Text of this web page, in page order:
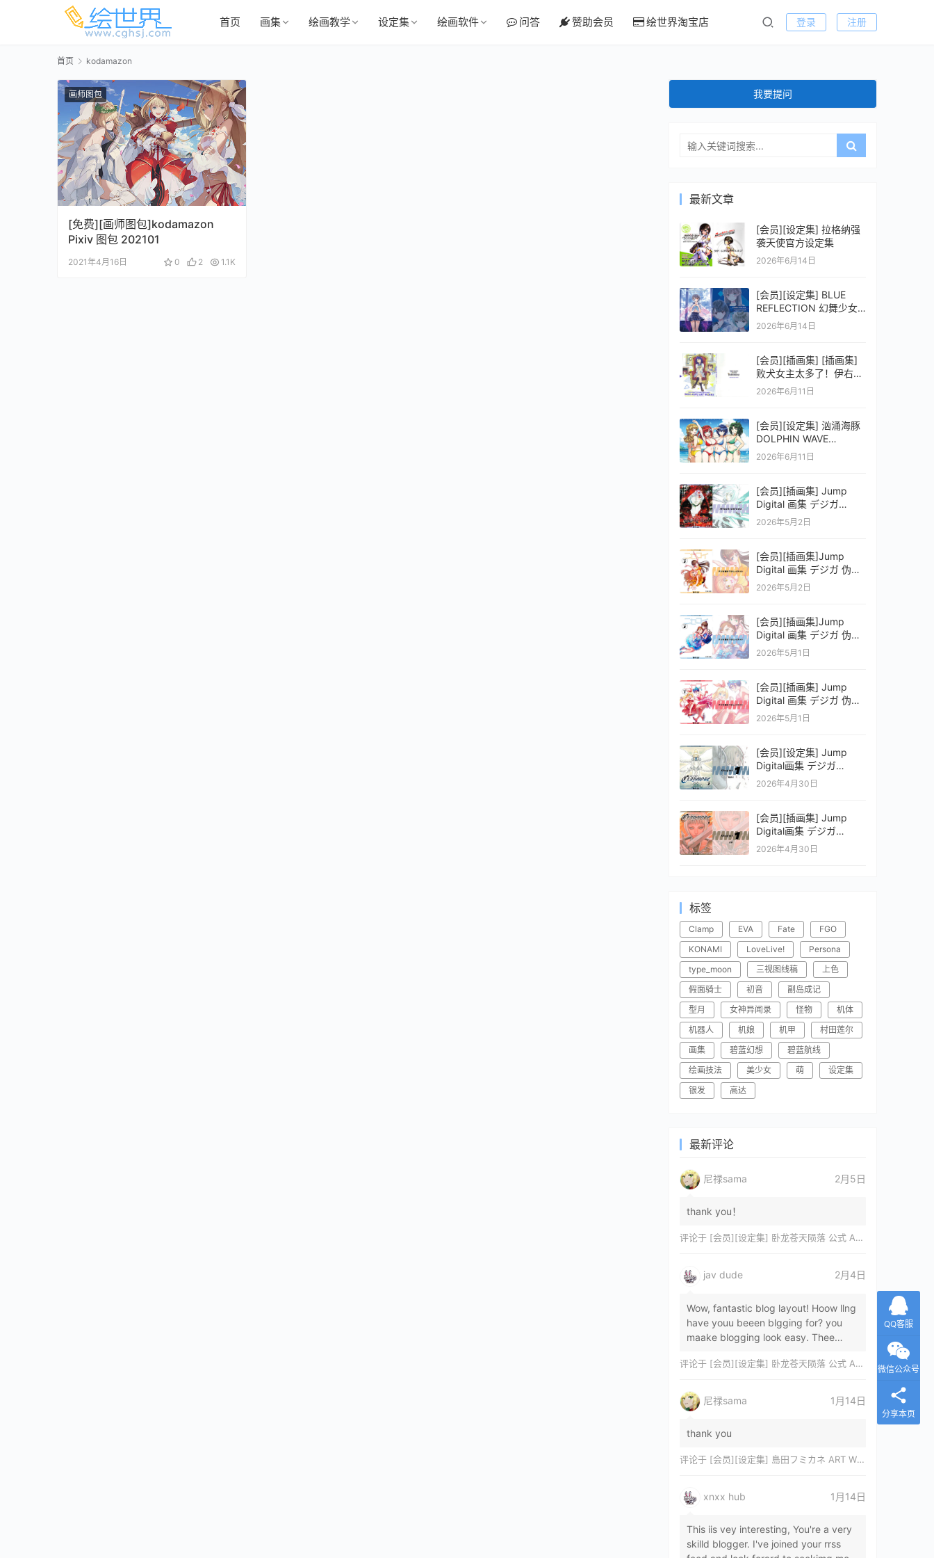
首页 画集 绘画教学 设定集 绘画软件 问答 赞助会员 绘世界淘宝店 登录 注册
首页 kodamazon
画师图包
[免费][画师图包]kodamazon
Pixiv 图包 202101
2021年4月16日 0 2 1.1K
我要提问
最新文章
[会员][设定集] 拉格纳强
袭天使官方设定集
2026年6月14日
[会员][设定集] BLUE
REFLECTION 幻舞少女
之剑公式ビジュアルコレ
2026年6月14日
[会员][插画集] [插画集]
败犬女主太多了！伊右群
ARTWORKS
2026年6月11日
[会员][设定集] 汹涌海豚
DOLPHIN WAVE
OFFICIAL VISUAL
2026年6月11日
[会员][插画集] Jump
Digital 画集 デジガ
D.Gray-man
2026年5月2日
[会员][插画集]Jump
Digital 画集 デジガ 伪恋
ニセコイ 3
2026年5月2日
[会员][插画集]Jump
Digital 画集 デジガ 伪恋
ニセコイ 2
2026年5月1日
[会员][插画集] Jump
Digital 画集 デジガ 伪恋
ニセコイ 1
2026年5月1日
[会员][设定集] Jump
Digital画集 デジガ
CLAYMORE 2
2026年4月30日
[会员][插画集] Jump
Digital画集 デジガ
CLAYMORE 1
2026年4月30日
标签
Clamp EVA Fate
FGO
KONAMI
LoveLive!
Persona
type_moon
三视图线稿
上色
假面骑士
初音
副岛成记
型月
女神异闻录 怪物
机体
机器人
机娘 机甲
村田莲尔
画集
碧蓝幻想
碧蓝航线
绘画技法
美少女 萌
设定集
银发
高达
最新评论
尼禄sama 2月5日
thank you！
评论于 [会员][设定集] 卧龙苍天陨落 公式 ARTWORKS[DL]
jav dude 2月4日
Wow, fantastic blog layout! Hoow llng
have youu beeen blgging for? you
maake blogging look easy. Thee
magnificent, let…
评论于 [会员][设定集] 卧龙苍天陨落 公式 ARTWORKS[DL]
尼禄sama 1月14日
thank you
评论于 [会员][设定集] 島田フミカネ ART WORKS EXTRA Luminous Witches[DL]
xnxx hub 1月14日
This iis vey interesting, You're a very
skilld blogger. I've joined your rrss
QQ客服
微信公众号
分享本页